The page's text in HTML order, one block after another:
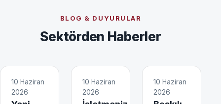
BLOG & DUYURULAR
Sektörden Haberler
10 Haziran
2026
10 Haziran
2026
10 Haziran
2026